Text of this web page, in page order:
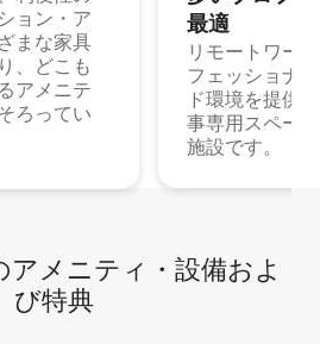
ョン・ア
まな家具
、どこも
アメニテ
ろってい
最⁠適
リモートワー
フェッショナ
ド環境を提供
事専用スペー
施設です。
ア⁠メ⁠ニ⁠テ⁠ィ⁠・設⁠備⁠およ
び特⁠典